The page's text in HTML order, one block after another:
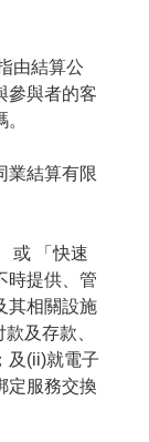
由結算公
參與者的客
業結算有限
或 「快速
時提供、管
其相關設施
及存款、
及(ii)就電子
定服務交換